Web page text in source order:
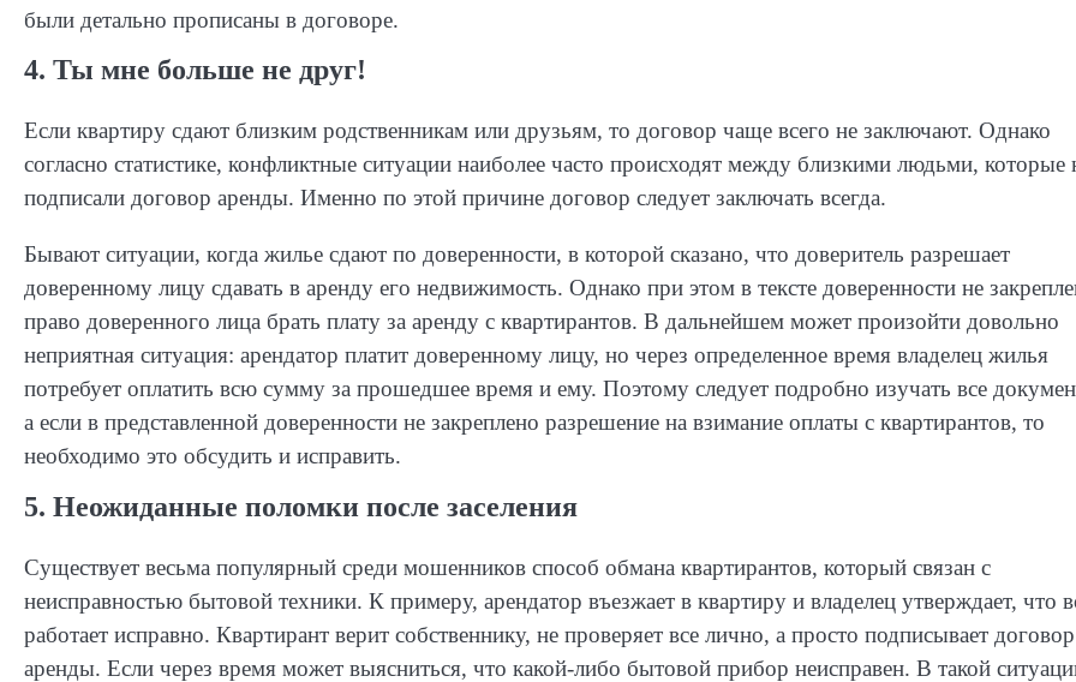
были детально прописаны в договоре.
4. Ты мне больше не друг!
Если квартиру сдают близким родственникам или друзьям, то договор чаще всего не заключают. Однако
согласно статистике, конфликтные ситуации наиболее часто происходят между близкими людьми, которые
подписали договор аренды. Именно по этой причине договор следует заключать всегда.
Бывают ситуации, когда жилье сдают по доверенности, в которой сказано, что доверитель разрешает
доверенному лицу сдавать в аренду его недвижимость. Однако при этом в тексте доверенности не
право доверенного лица брать плату за аренду с квартирантов. В дальнейшем может произойти довольно
неприятная ситуация: арендатор платит доверенному лицу, но через определенное время владелец жилья
потребует оплатить всю сумму за прошедшее время и ему. Поэтому следует подробно изучать все
а если в представленной доверенности не закреплено разрешение на взимание оплаты с квартирантов, то
необходимо это обсудить и исправить.
5. Неожиданные поломки после заселения
Существует весьма популярный среди мошенников способ обмана квартирантов, который связан с
неисправностью бытовой техники. К примеру, арендатор въезжает в квартиру и владелец утверждает, что
работает исправно. Квартирант верит собственнику, не проверяет все лично, а просто подписывает договор
аренды. Если через время может выясниться, что какой-либо бытовой прибор неисправен. В такой